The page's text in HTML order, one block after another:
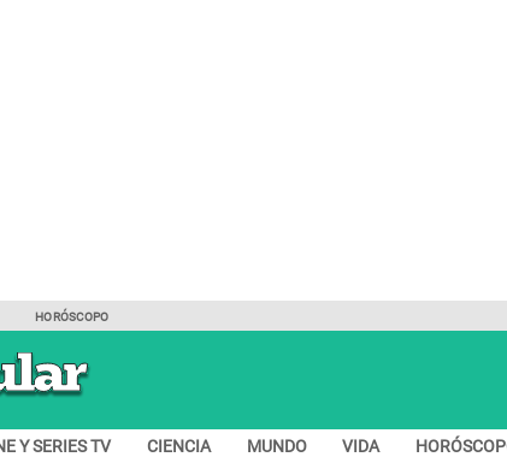
HORÓSCOPO
Y SERIES TV CIENCIA MUNDO VIDA